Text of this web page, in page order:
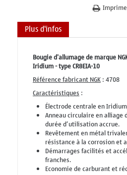
Plus d'infos
Bougie d'allumage de marque
Iridium - type CR8EIA-10
Référence fabricant NGK: 4708
Caractéristiques:
Électrode centrale en
Anneau circulaire en alliage
durée d’utilisation accrue.
Revêtement en métal
résistance à la corrosion et
Démarrages facilités et
franches.
Economie de carburant et